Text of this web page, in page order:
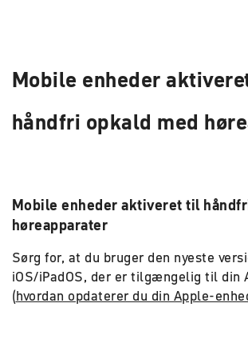
Mobile enheder
håndfri opkald med
Mobile enheder aktiveret til
høreapparater
Sørg for, at du bruger den nyeste
iOS/iPadOS, der er tilgængelig til din
(hvordan opdaterer du din Apple-